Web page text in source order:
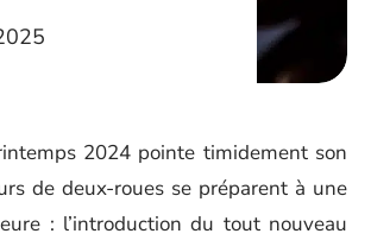
2024 pointe timidement son
de deux-roues se préparent à une
: l’introduction du tout nouveau